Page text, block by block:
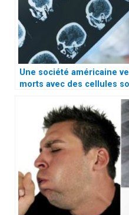
Une société américaine
morts avec des cellules